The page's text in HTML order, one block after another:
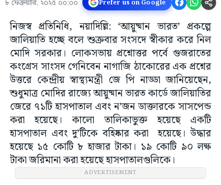
৮ ফেব্রুয়ারি, ২০২৫ ০০:০০ Prefer us on Google
নিজস্ব প্রতিনিধি, নয়াদিল্লি: ‘আয়ুষ্মান ভারত’ প্রকল্পে
জালিয়াতি হচ্ছে বলে শুক্রবার সংসদে স্বীকার করে নিল
মোদি সরকার। লোকসভায় প্রশ্নোত্তর পর্বে গুজরাতের
কংগ্রেস সাংসদ গেনিবেন নাগাজি ঠাকোরের এক প্রশ্নের
উত্তরে কেন্দ্রীয় স্বাস্থ্যমন্ত্রী জে পি নাড্ডা জানিয়েছেন,
শুধুমাত্র মোদির রাজ্যে আয়ুষ্মান ভারত কার্ডে জালিয়াতির
জেরে ৭১টি হাসপাতাল এবং ন’জন ডাক্তারকে সাসপেন্ড
করা হয়েছে। কালো তালিকাভুক্ত হয়েছে একটি
হাসপাতাল এবং দু’টিকে বহিষ্কার করা হয়েছে। উদ্ধার
হয়েছে ১৫ কোটি ৮ হাজার টাকা। ১৯ কোটি ৯০ লক্ষ
টাকা জরিমানা করা হয়েছে হাসপাতালগুলিকে।
ADVERTISEMENT